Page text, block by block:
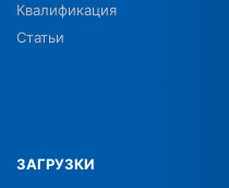
Квалификация
Статьи
ЗАГРУЗКИ